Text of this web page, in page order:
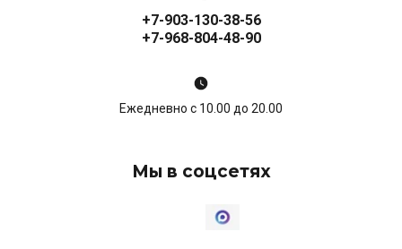
+7-903-130-38-56
+7-968-804-48-90
Ежедневно с 10.00 до 20.00
Мы в соцсетях